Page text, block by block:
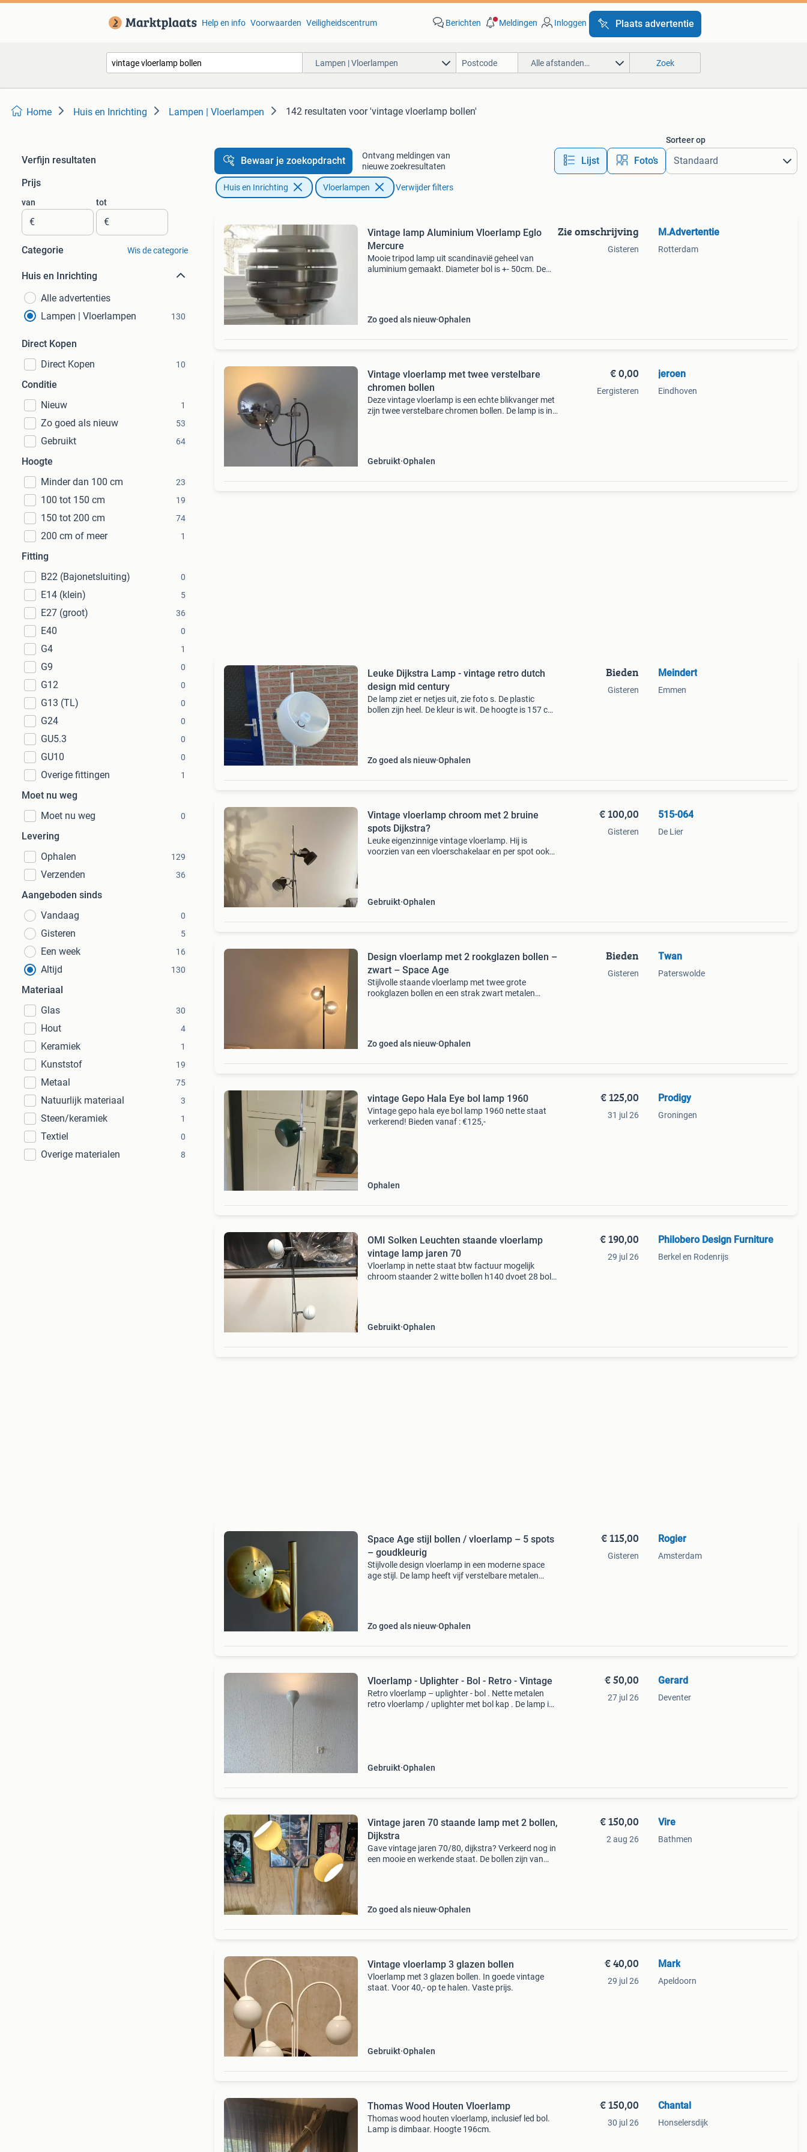
Help en info Voorwaarden Veiligheidscentrum Berichten Meldingen Inloggen Plaats advertentie
Lampen | Vloerlampen Alle afstanden… Zoek
Home Huis en Inrichting Lampen | Vloerlampen 142 resultaten voor 'vintage vloerlamp bollen'
Verfijn resultaten
Prijs
van
€
tot
€
Categorie Wis de categorie
Huis en Inrichting
Alle advertenties
Lampen | Vloerlampen
130
Direct Kopen
Direct Kopen
10
Conditie
Nieuw
1
Zo goed als nieuw 53
Gebruikt 64
Hoogte
Minder dan 100 cm
23
100 tot 150 cm 19
150 tot 200 cm 74
200 cm of meer 1
Fitting
B22 (Bajonetsluiting)
0
E14 (klein) 5
E27 (groot) 36
E40 0
G4 1
G9 0
G12 0
G13 (TL) 0
G24 0
GU5.3 0
GU10 0
Overige fittingen 1
Moet nu weg
Moet nu weg
0
Levering
Ophalen
129
Verzenden 36
Aangeboden sinds
Vandaag
0
Gisteren 5
Een week 16
Altijd 130
Materiaal
Glas
30
Hout 4
Keramiek 1
Kunststof 19
Metaal 75
Natuurlijk materiaal 3
Steen/keramiek 1
Textiel 0
Overige materialen 8
Bewaar je zoekopdracht
Ontvang meldingen van
nieuwe zoekresultaten
Lijst Foto’s
Sorteer op
Huis en Inrichting Vloerlampen Verwijder filters
Vintage lamp Aluminium Vloerlamp Eglo
Mercure
Mooie tripod lamp uit scandinavië geheel van
aluminium gemaakt. Diameter bol is +- 50cm. De
Zo goed als nieuw Ophalen
Zie omschrijving
Gisteren
M.Advertentie
Rotterdam
Vintage vloerlamp met twee verstelbare
chromen bollen
Deze vintage vloerlamp is een echte blikvanger met
zijn twee verstelbare chromen bollen. De lamp is in
Gebruikt Ophalen
€ 0,00
Eergisteren
jeroen
Eindhoven
Leuke Dijkstra Lamp - vintage retro dutch
design mid century
De lamp ziet er netjes uit, zie foto s. De plastic
bollen zijn heel. De kleur is wit. De hoogte is 157 cm.
Zo goed als nieuw Ophalen
Bieden
Gisteren
Meindert
Emmen
Vintage vloerlamp chroom met 2 bruine
spots Dijkstra?
Leuke eigenzinnige vintage vloerlamp. Hij is
voorzien van een vloerschakelaar en per spot ook
Gebruikt Ophalen
€ 100,00
Gisteren
515-064
De Lier
Design vloerlamp met 2 rookglazen bollen –
zwart – Space Age
Stijlvolle staande vloerlamp met twee grote
rookglazen bollen en een strak zwart metalen
Zo goed als nieuw Ophalen
Bieden
Gisteren
Twan
Paterswolde
vintage Gepo Hala Eye bol lamp 1960
Vintage gepo hala eye bol lamp 1960 nette staat
verkerend! Bieden vanaf : €125,-
Ophalen
€ 125,00
31 jul 26
Prodigy
Groningen
OMI Solken Leuchten staande vloerlamp
vintage lamp jaren 70
Vloerlamp in nette staat btw factuur mogelijk
chroom staander 2 witte bollen h140 dvoet 28 bol
Gebruikt Ophalen
€ 190,00
29 jul 26
Philobero Design Furniture
Berkel en Rodenrijs
Space Age stijl bollen / vloerlamp – 5 spots
– goudkleurig
Stijlvolle design vloerlamp in een moderne space
age stijl. De lamp heeft vijf verstelbare metalen
Zo goed als nieuw Ophalen
€ 115,00
Gisteren
Rogier
Amsterdam
Vloerlamp - Uplighter - Bol - Retro - Vintage
Retro vloerlamp – uplighter - bol . Nette metalen
retro vloerlamp / uplighter met bol kap . De lamp is
Gebruikt Ophalen
€ 50,00
27 jul 26
Gerard
Deventer
Vintage jaren 70 staande lamp met 2 bollen,
Dijkstra
Gave vintage jaren 70/80, dijkstra? Verkeerd nog in
een mooie en werkende staat. De bollen zijn van
Zo goed als nieuw Ophalen
€ 150,00
2 aug 26
Vire
Bathmen
Vintage vloerlamp 3 glazen bollen
Vloerlamp met 3 glazen bollen. In goede vintage
staat. Voor 40,- op te halen. Vaste prijs.
Gebruikt Ophalen
€ 40,00
29 jul 26
Mark
Apeldoorn
Thomas Wood Houten Vloerlamp
Thomas wood houten vloerlamp, inclusief led bol.
Lamp is dimbaar. Hoogte 196cm.
€ 150,00
30 jul 26
Chantal
Honselersdijk